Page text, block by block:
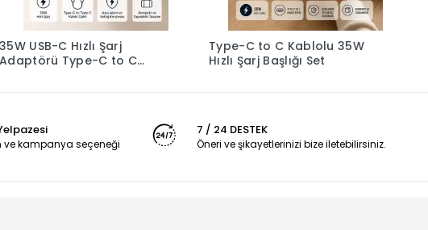
35W USB-C Hızlı Şarj
Adaptörü Type-C to C
Type-C to C Kablolu 35W
Hızlı Şarj Başlığı Set
ve kampanya seçeneği
7 / 24 DESTEK
Öneri ve şikayetlerinizi bize iletebilirsiniz.